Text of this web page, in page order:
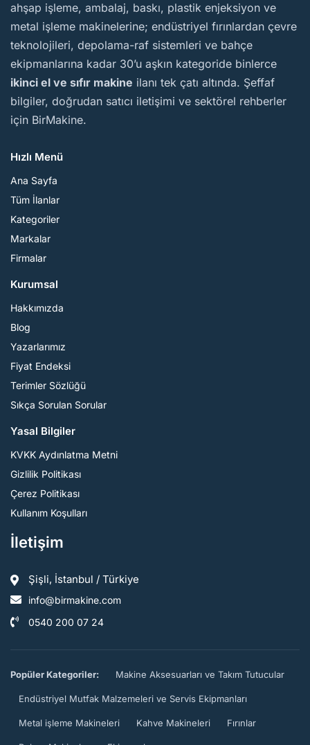
ahşap işleme, ambalaj, baskı, plastik enjeksiyon ve
metal işleme makinelerine; endüstriyel fırınlardan çevre
teknolojileri, depolama-raf sistemleri ve bahçe
ekipmanlarına kadar 30’u aşkın kategoride binlerce
ikinci el ve sıfır makine ilanı tek çatı altında. Şeffaf
bilgiler, doğrudan satıcı iletişimi ve sektörel rehberler
için BirMakine.
Hızlı Menü
Ana Sayfa
Tüm İlanlar
Kategoriler
Markalar
Firmalar
Kurumsal
Hakkımızda
Blog
Yazarlarımız
Fiyat Endeksi
Terimler Sözlüğü
Sıkça Sorulan Sorular
Yasal Bilgiler
KVKK Aydınlatma Metni
Gizlilik Politikası
Çerez Politikası
Kullanım Koşulları
İletişim
Şişli, İstanbul / Türkiye
info@birmakine.com
0540 200 07 24
Popüler Kategoriler: Makine Aksesuarları ve Takım Tutucular
Endüstriyel Mutfak Malzemeleri ve Servis Ekipmanları
Metal işleme Makineleri Kahve Makineleri Fırınlar